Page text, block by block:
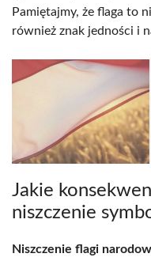
Pamiętajmy, że flaga to
również znak jedności i
Jakie
niszczenie
Niszczenie flagi